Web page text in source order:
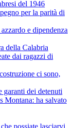
del 1946
per la parità di
e dipendenza
della Calabria
dai ragazzi di
ci sono,
garanti dei detenuti
Montana: ha salvato
possiate lasciarvi